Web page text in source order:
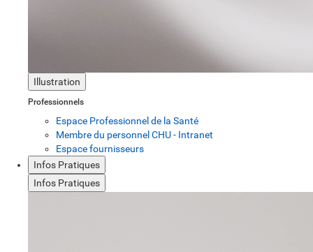
Illustration
Professionnels
Espace Professionnel de la Santé
Membre du personnel CHU - Intranet
Espace fournisseurs
Infos Pratiques
Infos Pratiques